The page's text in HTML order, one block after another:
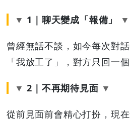
1｜聊天變成「報備」
曾經無話不談，如今每次對
「我放工了」，對方只回一個
2｜不再期待見面
從前見面前會精心打扮，現